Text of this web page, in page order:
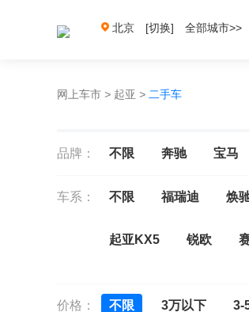
北京 [切换] 全部城市>>
网上车市 > 起亚 > 二手车
品牌： 不限 奔驰 宝马
车系： 不限 福瑞迪 焕
起亚KX5 锐欧
价格： 不限 3万以下 3-